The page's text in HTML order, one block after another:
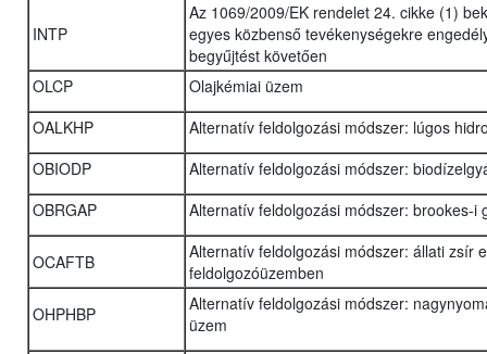
INTP
Az 1069/2009/EK rendelet 24. cikke (1)
egyes közbenső tevékenységekre
begyűjtést követően
OLCP
Olajkémiai üzem
OALKHP
Alternatív feldolgozási módszer: lúgos
OBIODP
Alternatív feldolgozási módszer:
OBRGAP
Alternatív feldolgozási módszer: brookes-i
OCAFTB
Alternatív feldolgozási módszer: állati zsír
feldolgozóüzemben
OHPHBP
Alternatív feldolgozási módszer:
üzem